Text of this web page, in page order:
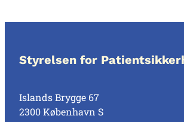
Styrelsen for
Islands Brygge 67
2300 København S